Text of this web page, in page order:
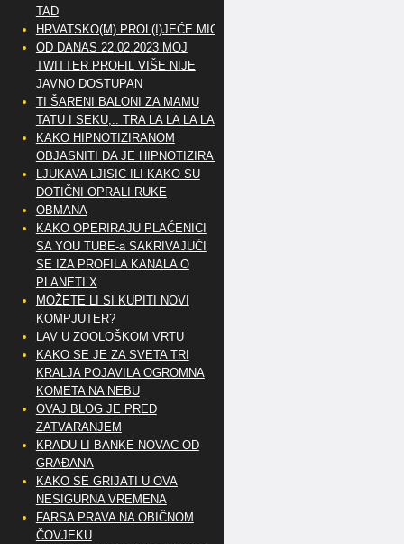
TAD
HRVATSKO(M) PROL(I)JEĆE MIG
OD DANAS 22.02.2023 MOJ
TWITTER PROFIL VIŠE NIJE
JAVNO DOSTUPAN
TI ŠARENI BALONI ZA MAMU
TATU I SEKU,.. TRA LA LA LA LA
KAKO HIPNOTIZIRANOM
OBJASNITI DA JE HIPNOTIZIRAN
LJUKAVA LJISIC ILI KAKO SU
DOTIČNI OPRALI RUKE
OBMANA
KAKO OPERIRAJU PLAĆENICI
SA YOU TUBE-a SAKRIVAJUĆI
SE IZA PROFILA KANALA O
PLANETI X
MOŽETE LI SI KUPITI NOVI
KOMPJUTER?
LAV U ZOOLOŠKOM VRTU
KAKO SE JE ZA SVETA TRI
KRALJA POJAVILA OGROMNA
KOMETA NA NEBU
OVAJ BLOG JE PRED
ZATVARANJEM
KRADU LI BANKE NOVAC OD
GRAĐANA
KAKO SE GRIJATI U OVA
NESIGURNA VREMENA
FARSA PRAVA NA OBIČNOM
ČOVJEKU